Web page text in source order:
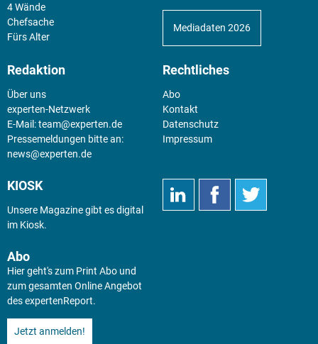
4 Wände
Chefsache
Fürs Alter
Mediadaten 2026
Redaktion
Über uns
experten-Netzwerk
E-Mail:team@experten.de
Pressemeldungen bitte an:
news@experten.de
Rechtliches
Abo
Kontakt
Datenschutz
Impressum
KIOSK
Unsere Magazine gibt es digital
im Kiosk.
Abo
Hier geht's zum Print Abo und
zum gesamten Online Angebot
des expertenReport.
Jetzt anmelden!